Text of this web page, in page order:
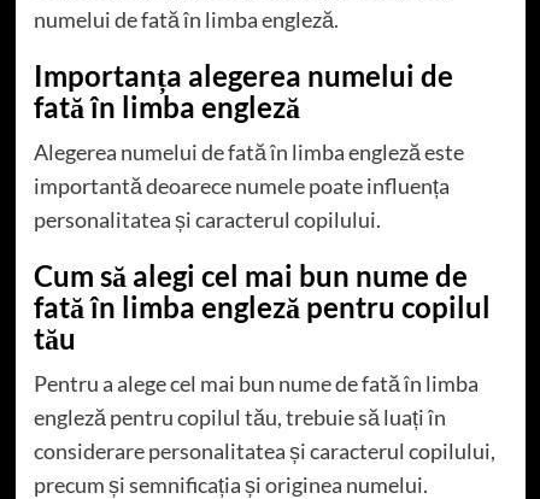
numelui de fată în limba engleză.
Importanța alegerea numelui de
fată în limba engleză
Alegerea numelui de fată în limba engleză este
importantă deoarece numele poate influența
personalitatea și caracterul copilului.
Cum să alegi cel mai bun nume de
fată în limba engleză pentru copilul
tău
Pentru a alege cel mai bun nume de fată în limba
engleză pentru copilul tău, trebuie să luați în
considerare personalitatea și caracterul copilului,
precum și semnificația și originea numelui.